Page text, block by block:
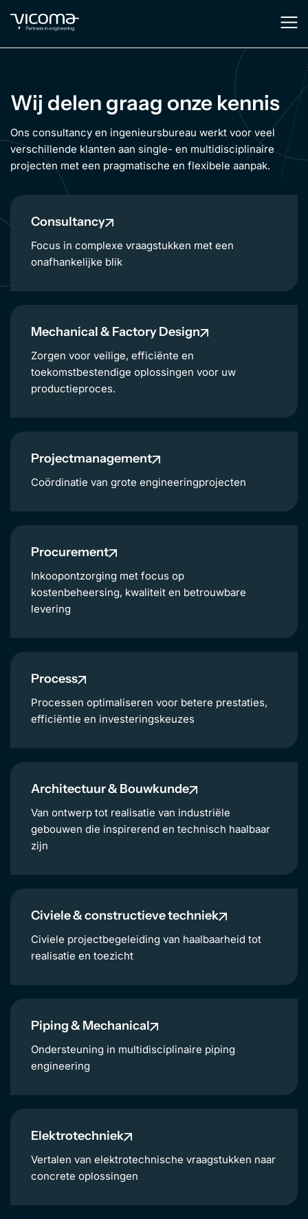
EN
Wij delen graag onze kennis
Ons consultancy en ingenieursbureau werkt voor veel
verschillende klanten aan single- en multidisciplinaire
projecten met een pragmatische en flexibele aanpak.
Consultancy
Focus in complexe vraagstukken met een
onafhankelijke blik
Mechanical & Factory Design
Zorgen voor veilige, efficiënte en
toekomstbestendige oplossingen voor uw
productieproces.
Projectmanagement
Coördinatie van grote engineeringprojecten
Procurement
Inkoopontzorging met focus op
kostenbeheersing, kwaliteit en betrouwbare
levering
Process
Processen optimaliseren voor betere prestaties,
efficiëntie en investeringskeuzes
Architectuur & Bouwkunde
Van ontwerp tot realisatie van industriële
gebouwen die inspirerend en technisch haalbaar
zijn
Civiele & constructieve techniek
Civiele projectbegeleiding van haalbaarheid tot
realisatie en toezicht
Piping & Mechanical
Ondersteuning in multidisciplinaire piping
engineering
Elektrotechniek
Vertalen van elektrotechnische vraagstukken naar
concrete oplossingen